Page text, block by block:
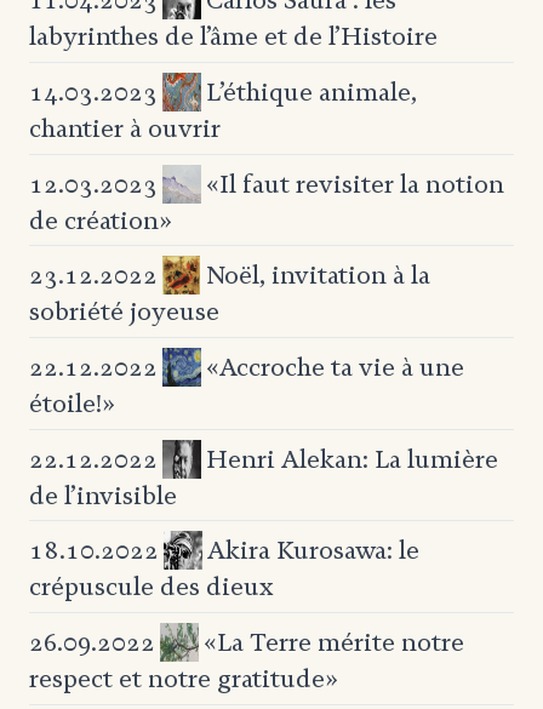
labyrinthes de l’âme et de l’Histoire
14.03.2023
L’éthique animale,
chantier à ouvrir
12.03.2023
«Il faut revisiter la notion
de création»
23.12.2022
Noël, invitation à la
sobriété joyeuse
22.12.2022
«Accroche ta vie à une
étoile!»
22.12.2022
Henri Alekan: La lumière
de l’invisible
18.10.2022
Akira Kurosawa: le
crépuscule des dieux
26.09.2022
«La Terre mérite notre
respect et notre gratitude»